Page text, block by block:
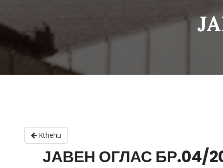
Kthehu
ЈАВЕН ОГЛАС БР.04/